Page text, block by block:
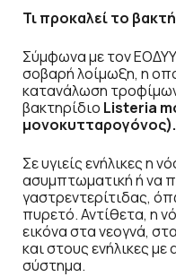
Τι προκαλεί το
Σύμφωνα με τον
σοβαρή λοίμωξη, η
κατανάλωση
βακτηρίδιο Listeria
μονοκυτταρογόνος).
Σε υγιείς ενήλικες η
ασυμπτωματική ή να
γαστρεντερίτιδας,
πυρετό. Αντίθετα, η
εικόνα στα νεογνά,
και στους ενήλικες
σύστημα.